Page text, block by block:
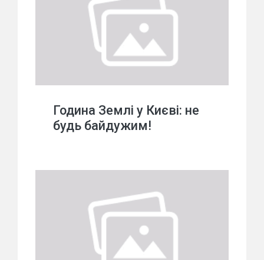
Година Землі у Києві: не
будь байдужим!